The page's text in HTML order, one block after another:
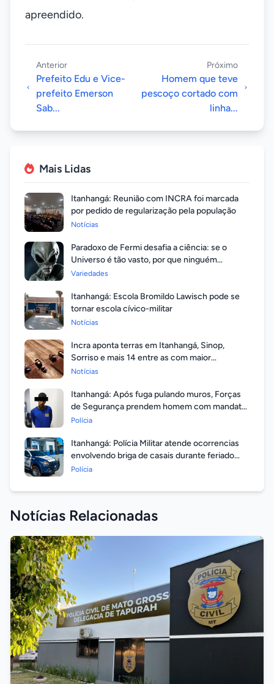
apreendido.
Anterior
Prefeito Edu e Vice-
prefeito Emerson
Sab...
Próximo
Homem que teve
pescoço cortado com
linha...
Mais Lidas
Itanhangá: Reunião com INCRA foi marcada
por pedido de regularização pela população
Notícias
Paradoxo de Fermi desafia a ciência: se o
Universo é tão vasto, por que ninguém
respondeu?
Variedades
Itanhangá: Escola Bromildo Lawisch pode se
tornar escola cívico-militar
Notícias
Incra aponta terras em Itanhangá, Sinop,
Sorriso e mais 14 entre as com maior
valorização
Notícias
Itanhangá: Após fuga pulando muros, Forças
de Segurança prendem homem com mandato
em aberto por homicídio
Polícia
Itanhangá: Polícia Militar atende ocorrencias
envolvendo briga de casais durante feriado
prolongado
Polícia
Notícias Relacionadas